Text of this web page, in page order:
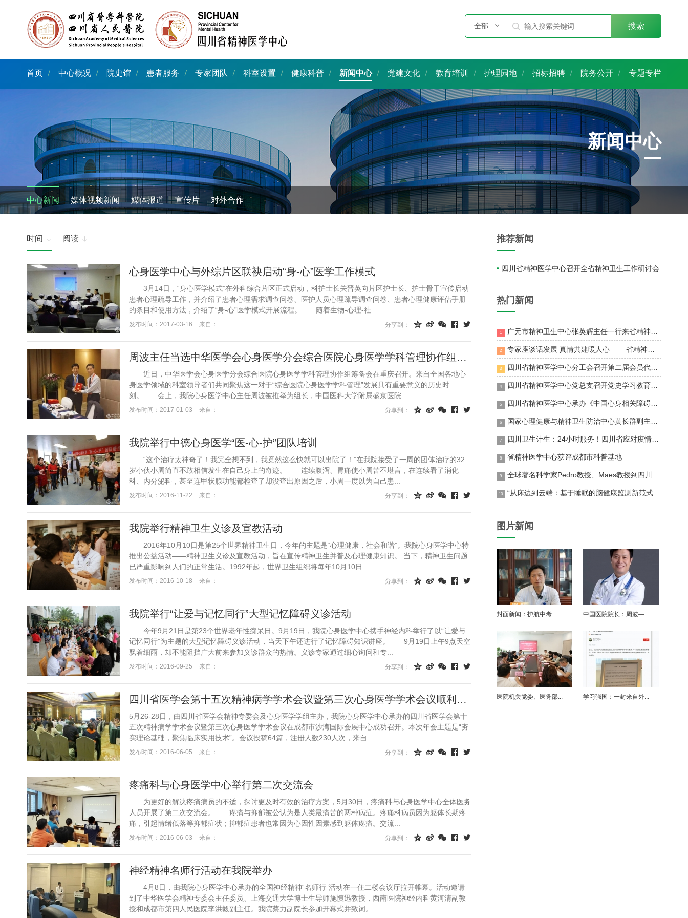
全部  搜索
首页 中心概况 院史馆 患者服务 专家团队 科室设置 健康科普 新闻中心 党建文化 教育培训 护理园地 招标招聘 院务公开 专题专栏
新闻中心
中心新闻 媒体视频新闻 媒体报道 宣传片 对外合作
时间  阅读 
心身医学中心与外综片区联袂启动“身-心”医学工作模式
3月14日，“身心医学模式”在外科综合片区正式启动，科护士长关晋英向片区护士长、护士骨干宣传启动
患者心理疏导工作，并介绍了患者心理需求调查问卷、医护人员心理疏导调查问卷、患者心理健康评估手册
的条目和使用方法，介绍了“身-心”医学模式开展流程。 随着生物-心理-社...
发布时间：2017-03-16 来自： 分享到：     
周波主任当选中华医学会心身医学分会综合医院心身医学学科管理协作组组长
近日，中华医学会心身医学分会综合医院心身医学学科管理协作组筹备会在重庆召开。来自全国各地心
身医学领域的科室领导者们共同聚焦这一对于“综合医院心身医学学科管理”发展具有重要意义的历史时
刻。 会上，我院心身医学中心主任周波被推举为组长，中国医科大学附属盛京医院...
发布时间：2017-01-03 来自： 分享到：     
我院举行中德心身医学“医-心-护”团队培训
“这个治疗太神奇了！我完全想不到，我竟然这么快就可以出院了！”在我院接受了一周的团体治疗的32
岁小伙小周简直不敢相信发生在自己身上的奇迹。 连续腹泻、胃痛使小周苦不堪言，在连续看了消化
科、内分泌科，甚至连甲状腺功能都检查了却没查出原因之后，小周一度以为自己患...
发布时间：2016-11-22 来自： 分享到：     
我院举行精神卫生义诊及宣教活动
2016年10月10日是第25个世界精神卫生日，今年的主题是“心理健康，社会和谐”。我院心身医学中心特
推出公益活动——精神卫生义诊及宣教活动，旨在宣传精神卫生并普及心理健康知识。 当下，精神卫生问题
已严重影响到人们的正常生活。1992年起，世界卫生组织将每年10月10日...
发布时间：2016-10-18 来自： 分享到：     
我院举行“让爱与记忆同行”大型记忆障碍义诊活动
今年9月21日是第23个世界老年性痴呆日。9月19日，我院心身医学中心携手神经内科举行了以“让爱与
记忆同行”为主题的大型记忆障碍义诊活动，当天下午还进行了记忆障碍知识讲座。 9月19日上午9点天空
飘着细雨，却不能阻挡广大前来参加义诊群众的热情。义诊专家通过细心询问和专...
发布时间：2016-09-25 来自： 分享到：     
四川省医学会第十五次精神病学学术会议暨第三次心身医学学术会议顺利召开
5月26-28日，由四川省医学会精神专委会及心身医学学组主办，我院心身医学中心承办的四川省医学会第十
五次精神病学学术会议暨第三次心身医学学术会议在成都市沙湾国际会展中心成功召开。本次年会主题是“夯
实理论基础，聚焦临床实用技术”。会议投稿64篇，注册人数230人次，来自...
发布时间：2016-06-05 来自： 分享到：     
疼痛科与心身医学中心举行第二次交流会
为更好的解决疼痛病员的不适，探讨更及时有效的治疗方案，5月30日，疼痛科与心身医学中心全体医务
人员开展了第二次交流会。 疼痛与抑郁被公认为是人类最痛苦的两种病症。疼痛科病员因为躯体长期疼
痛，引起情绪低落等抑郁症状；抑郁症患者也常因为心因性因素感到躯体疼痛。交流...
发布时间：2016-06-03 来自： 分享到：     
神经精神名师行活动在我院举办
4月8日，由我院心身医学中心承办的全国神经精神“名师行”活动在一住二楼会议厅拉开帷幕。活动邀请
到了中华医学会精神专委会主任委员、上海交通大学博士生导师施慎迅教授，西南医院神经内科黄河清副教
推荐新闻
四川省精神医学中心召开全省精神卫生工作研讨会
热门新闻
1 广元市精神卫生中心张英辉主任一行来省精神医学中心参观交流
2 专家座谈话发展 真情共建暖人心 ——省精神医学中心专家与温江区民政局携手对话
3 四川省精神医学中心分工会召开第二届会员代表大会第三次会议
4 四川省精神医学中心党总支召开党史学习教育专题会议
5 四川省精神医学中心承办《中国心身相关障碍规范化诊疗指南》全国巡讲首站——四川站
6 国家心理健康与精神卫生防治中心黄长群副主任一行来川调研并在省精神医学中心展开座谈
7 四川卫生计生：24小时服务！四川省应对疫情心理援助热线“96111”开通
8 省精神医学中心获评成都市科普基地
9 全球著名科学家Pedro教授、Maes教授到四川省医学科学院·四川省人民医院温江院区｜四川省精神医学中心交流
10 “从床边到云端：基于睡眠的脑健康监测新范式”——加州大学旧金山分校冷月副教授到中心授课
图片新闻
封面新闻：护航中考 ... 中国医院院长：周波—...
医院机关党委、医务部... 学习强国：一封来自外...